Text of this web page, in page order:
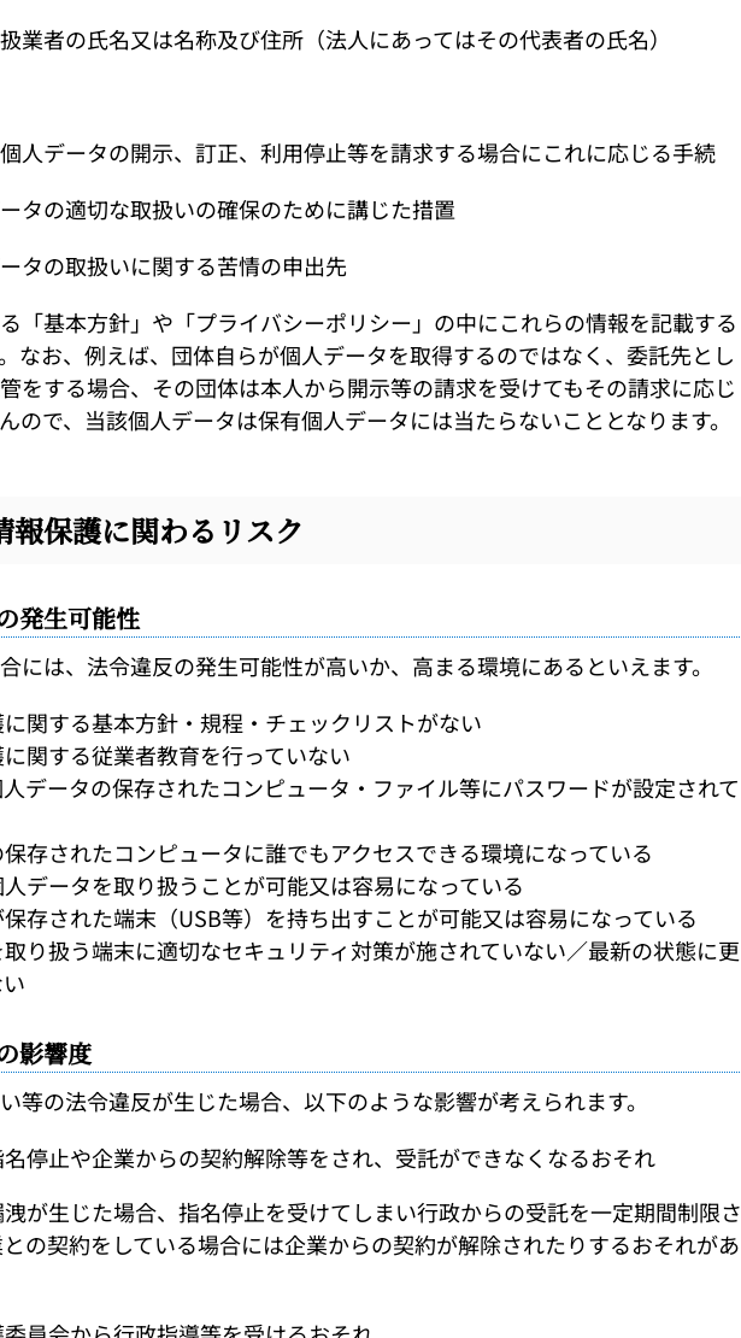
業者の氏名又は名称及び住所（法人にあってはその代表者の氏名）
個人データの開示、訂正、利用停止等を請求する場合にこれに応じる手続
ータの適切な取扱いの確保のために講じた措置
ータの取扱いに関する苦情の申出先
「基本方針」や「プライバシーポリシー」の中にこれらの情報を記載する
なお、例えば、団体自らが個人データを取得するのではなく、委託先とし
をする場合、その団体は本人から開示等の請求を受けてもその請求に応じ
ので、当該個人データは保有個人データには当たらないこととなります。
保護に関わるリスク
発生可能性
には、法令違反の発生可能性が高いか、高まる環境にあるといえます。
関する基本方針・規程・チェックリストがない
関する従業者教育を行っていない
データの保存されたコンピュータ・ファイル等にパスワードが設定されて
存されたコンピュータに誰でもアクセスできる環境になっている
データを取り扱うことが可能又は容易になっている
存された端末（USB等）を持ち出すことが可能又は容易になっている
り扱う端末に適切なセキュリティ対策が施されていない／最新の状態に更
影響度
等の法令違反が生じた場合、以下のような影響が考えられます。
停止や企業からの契約解除等をされ、受託ができなくなるおそれ
が生じた場合、指名停止を受けてしまい行政からの受託を一定期間制限さ
の契約をしている場合には企業からの契約が解除されたりするおそれがあ